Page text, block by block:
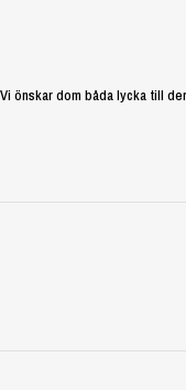
Vi önskar dom båda lycka till